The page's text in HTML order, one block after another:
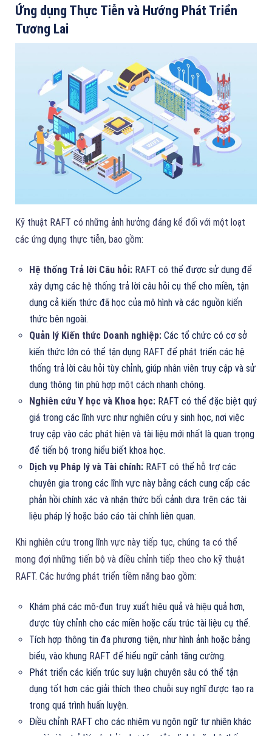
Ứng dụng Thực Tiễn và Hướng Phát Triển
Tương Lai
Kỹ thuật RAFT có những ảnh hưởng đáng kể đối với một loạt
các ứng dụng thực tiễn, bao gồm:
Hệ thống Trả lời Câu hỏi: RAFT có thể được sử dụng để
xây dựng các hệ thống trả lời câu hỏi cụ thể cho miền, tận
dụng cả kiến thức đã học của mô hình và các nguồn kiến
thức bên ngoài.
Quản lý Kiến thức Doanh nghiệp: Các tổ chức có cơ sở
kiến thức lớn có thể tận dụng RAFT để phát triển các hệ
thống trả lời câu hỏi tùy chỉnh, giúp nhân viên truy cập và sử
dụng thông tin phù hợp một cách nhanh chóng.
Nghiên cứu Y học và Khoa học: RAFT có thể đặc biệt quý
giá trong các lĩnh vực như nghiên cứu y sinh học, nơi việc
truy cập vào các phát hiện và tài liệu mới nhất là quan trọng
để tiến bộ trong hiểu biết khoa học.
Dịch vụ Pháp lý và Tài chính: RAFT có thể hỗ trợ các
chuyên gia trong các lĩnh vực này bằng cách cung cấp các
phản hồi chính xác và nhận thức bối cảnh dựa trên các tài
liệu pháp lý hoặc báo cáo tài chính liên quan.
Khi nghiên cứu trong lĩnh vực này tiếp tục, chúng ta có thể
mong đợi những tiến bộ và điều chỉnh tiếp theo cho kỹ thuật
RAFT. Các hướng phát triển tiềm năng bao gồm:
Khám phá các mô-đun truy xuất hiệu quả và hiệu quả hơn,
được tùy chỉnh cho các miền hoặc cấu trúc tài liệu cụ thể.
Tích hợp thông tin đa phương tiện, như hình ảnh hoặc bảng
biểu, vào khung RAFT để hiểu ngữ cảnh tăng cường.
Phát triển các kiến trúc suy luận chuyên sâu có thể tận
dụng tốt hơn các giải thích theo chuỗi suy nghĩ được tạo ra
trong quá trình huấn luyện.
Điều chỉnh RAFT cho các nhiệm vụ ngôn ngữ tự nhiên khác